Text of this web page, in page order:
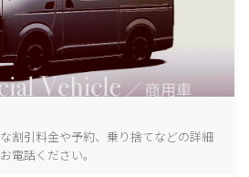
割引料金や予約、乗り捨てなどの詳細
電話ください。